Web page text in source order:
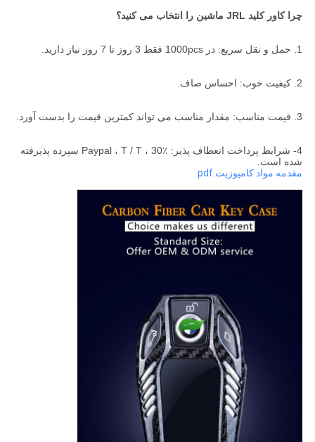
چرا کاور کلید JRL ماشین را انتخاب می کنید؟
1. حمل و نقل سریع: در 1000pcs فقط 3 روز تا 7 روز نیاز دارید.
2. کیفیت خوب: احساس صاف.
3. قیمت مناسب: مقدار مناسب می تواند کمترین قیمت را بدست آورد.
4- شرایط پرداخت انعطاف پذیر: Paypal ، T / T ، 30٪ سپرده پذیرفته
شده است.
مقدمه مواد کامپوزیت.pdf